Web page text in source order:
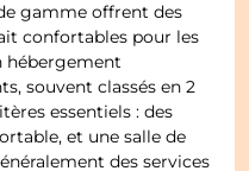
gamme offrent des
confortables pour les
hébergement
souvent classés en 2
essentiels : des
et une salle de
des services